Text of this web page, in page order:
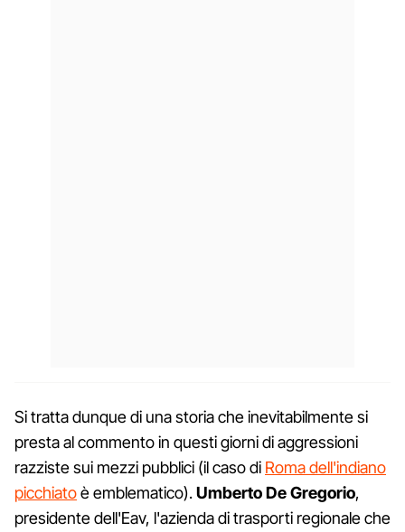
Si tratta dunque di una storia che inevitabilmente si
presta al commento in questi giorni di aggressioni
razziste sui mezzi pubblici (il caso di Roma dell'indiano
picchiatoè emblematico).Umberto De Gregorio,
presidente dell'Eav, l'azienda di trasporti regionale che